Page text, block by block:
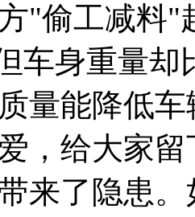
"偷工减料"
车身重量却
量能降低
，给大家
来了隐患